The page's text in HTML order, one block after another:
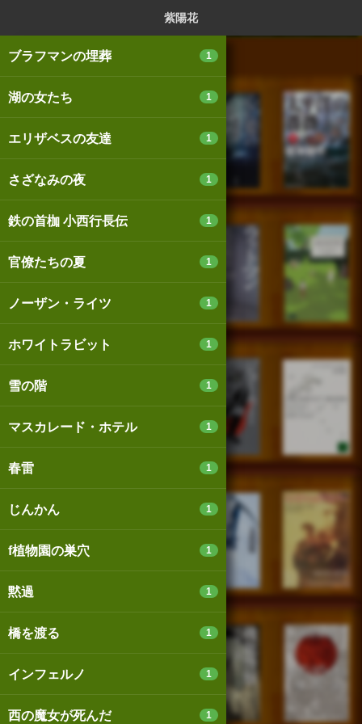
紫陽花
ブラフマンの埋葬 1
湖の女たち 1
エリザベスの友達 1
さざなみの夜 1
鉄の首枷 小西行長伝 1
官僚たちの夏 1
ノーザン・ライツ 1
ホワイトラビット 1
雪の階 1
マスカレード・ホテル 1
春雷 1
じんかん 1
f植物園の巣穴 1
黙過 1
橋を渡る 1
インフェルノ 1
西の魔女が死んだ 1
スマートフォン版 パソコン版
個人情報保護基本方針
Cookie等の利用に関するガイドライン
サイトアクセス情報の取得について
法人・プレスお問い合わせ 運営会社
※本サイトはアフィリエイトプログラムによる収益を得ていま